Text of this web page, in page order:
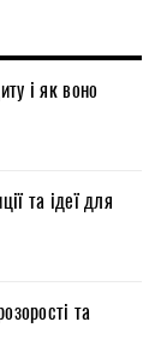
і як воно
та ідеї для
та